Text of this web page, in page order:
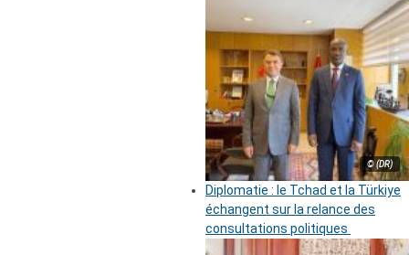
© (DR)
Diplomatie : le Tchad et la Türkiye
échangent sur la relance des
consultations politiques